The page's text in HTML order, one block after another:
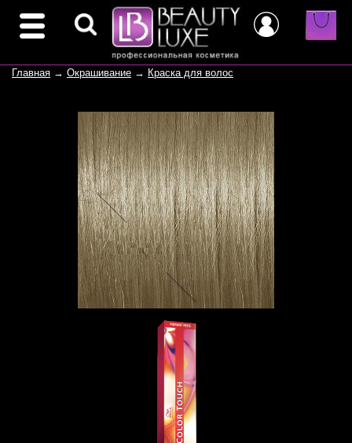
Главная → Окрашивание → Краска для волос